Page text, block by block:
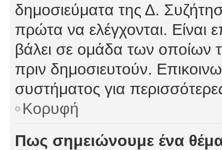
δημοσιεύματα της Δ.
πρώτα να ελέγχονται. Είναι
βάλει σε ομάδα των οποίων
πριν δημοσιευτούν.
συστήματος για
Κορυφή
Πως σημειώνουμε ένα